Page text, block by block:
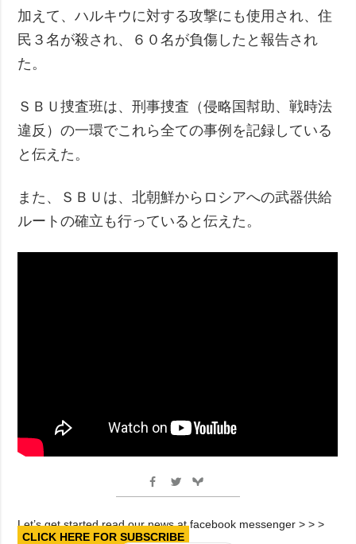
加えて、ハルキウに対する攻撃にも使用され、住
民３名が殺され、６０名が負傷したと報告され
た。
ＳＢＵ捜査班は、刑事捜査（侵略国幇助、戦時法
違反）の一環でこれら全ての事例を記録している
と伝えた。
また、ＳＢＵは、北朝鮮からロシアへの武器供給
ルートの確立も行っていると伝えた。
Let’s get started read our news at facebook messenger > > >
CLICK HERE FOR SUBSCRIBE